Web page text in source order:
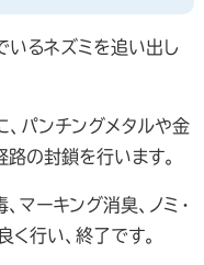
いるネズミを追い出し
パンチングメタルや金
の封鎖を行います。
マーキング消臭、ノミ・
行い、終了です。